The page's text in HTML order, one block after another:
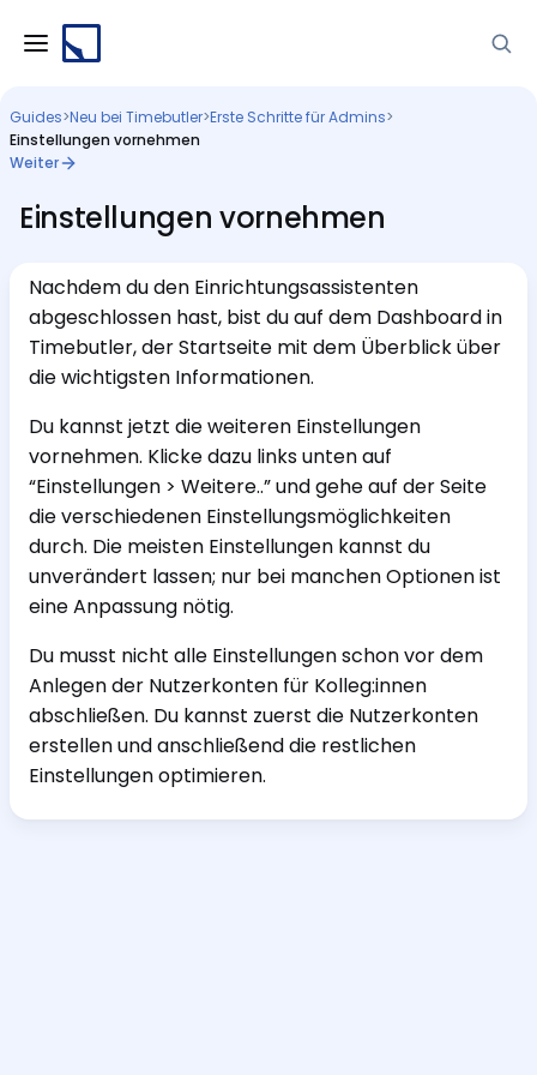
Guides>Neu bei Timebutler>Erste Schritte für Admins>
Einstellungen vornehmen
Weiter
Einstellungen vornehmen
Nachdem du den Einrichtungsassistenten
abgeschlossen hast, bist du auf dem Dashboard in
Timebutler, der Startseite mit dem Überblick über
die wichtigsten Informationen.
Du kannst jetzt die weiteren Einstellungen
vornehmen. Klicke dazu links unten auf
“Einstellungen > Weitere..” und gehe auf der Seite
die verschiedenen Einstellungsmöglichkeiten
durch. Die meisten Einstellungen kannst du
unverändert lassen; nur bei manchen Optionen ist
eine Anpassung nötig.
Du musst nicht alle Einstellungen schon vor dem
Anlegen der Nutzerkonten für Kolleg:innen
abschließen. Du kannst zuerst die Nutzerkonten
erstellen und anschließend die restlichen
Einstellungen optimieren.